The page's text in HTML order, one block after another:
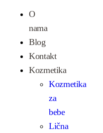
O
nama
Blog
Kontakt
Kozmetika
Kozmetika
za
bebe
Lična